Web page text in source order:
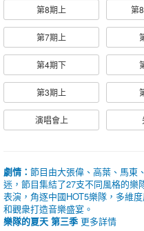
第8期上 第
第7期上
第4期下
第3期上
演唱會上
劇情： 節目由大張偉、高葉、馬東
迷，節目集結了27支不同風格的樂
表演，角逐中國HOT5樂隊，多維
和觀衆打造音樂盛宴。
樂隊的夏天 第三季 更多詳情